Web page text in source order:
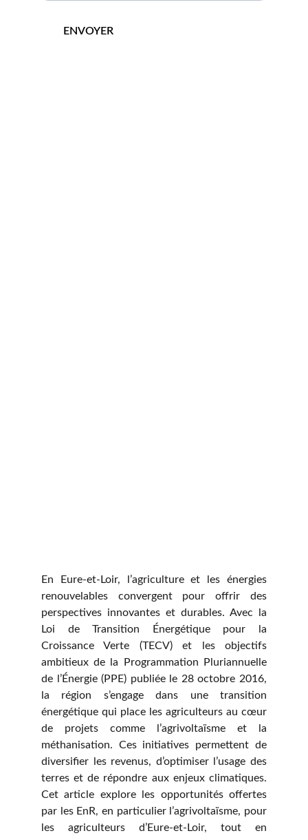
ENVOYER
En Eure-et-Loir, l’agriculture et les énergies
renouvelables convergent pour offrir des
perspectives innovantes et durables. Avec la
Loi de Transition Énergétique pour la
Croissance Verte (TECV)et les objectifs
ambitieux de la
Programmation Pluriannuelle
de l’Énergie (PPE) publiée le 28 octobre 2016,
la région s’engage dans une transition
énergétique qui place les agriculteurs au cœur
de projets comme l’agrivoltaïsme et la
méthanisation. Ces initiatives permettent de
diversifier les revenus, d’optimiser l’usage des
terres et de répondre aux enjeux climatiques.
Cet article explore les opportunités offertes
par les EnR, en particulier l’agrivoltaïsme, pour
les agriculteurs d’Eure-et-Loir, tout en